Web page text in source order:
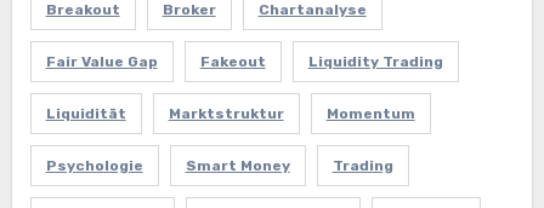
Breakout Broker Chartanalyse
Fair Value Gap Fakeout Liquidity Trading
Liquidität Marktstruktur Momentum
Psychologie Smart Money Trading